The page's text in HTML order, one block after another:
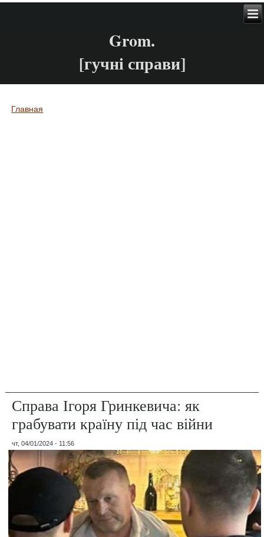
Grom.
[гучні справи]
Вы здесь
Главная
Справа Ігоря Гринкевича: як
грабувати країну під час війни
чт, 04/01/2024 - 11:56